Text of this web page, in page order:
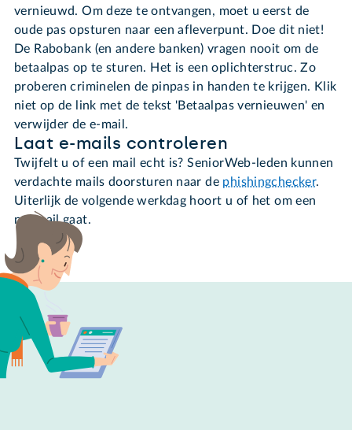
vernieuwd. Om deze te ontvangen, moet u eerst de
oude pas opsturen naar een afleverpunt. Doe dit niet!
De Rabobank (en andere banken) vragen nooit om de
betaalpas op te sturen. Het is een oplichterstruc. Zo
proberen criminelen de pinpas in handen te krijgen. Klik
niet op de link met de tekst 'Betaalpas vernieuwen' en
verwijder de e-mail.
Laat e-mails controleren
Twijfelt u of een mail echt is? SeniorWeb-leden kunnen
verdachte mails doorsturen naar de phishingchecker.
Uiterlijk de volgende werkdag hoort u of het om een
nepmail gaat.